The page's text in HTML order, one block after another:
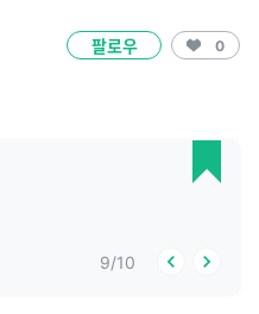
팔로우 0
9/10